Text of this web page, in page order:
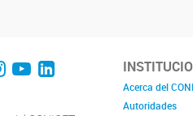
YouTube
LinkedIn
Acerca del
Autoridades